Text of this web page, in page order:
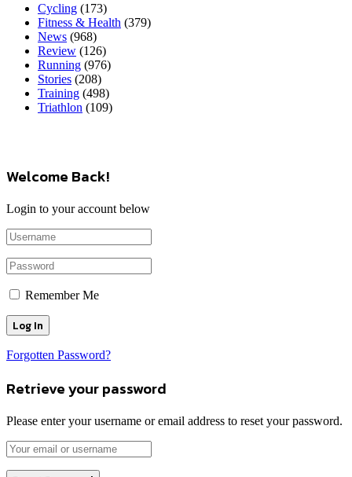
Cycling (173)
Fitness & Health (379)
News (968)
Review (126)
Running (976)
Stories (208)
Training (498)
Triathlon (109)
Welcome Back!
Login to your account below
Remember Me
Forgotten Password?
Retrieve your password
Please enter your username or email address to reset your password.